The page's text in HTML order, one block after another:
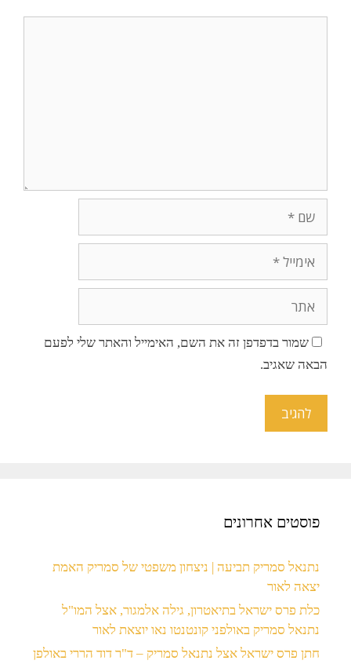
שמור בדפדפן זה את השם, האימייל והאתר שלי לפעם
הבאה שאגיב.
פוסטים אחרונים
נתנאל סמריק תביעה | ניצחון משפטי של סמריק האמת
יצאה לאור
כלת פרס ישראל בתיאטרון, גילה אלמגור, אצל המו"ל
נתנאל סמריק באולפני קונטנטו נאו יוצאת לאור
חתן פרס ישראל אצל נתנאל סמריק – ד"ר דוד הררי באולפן